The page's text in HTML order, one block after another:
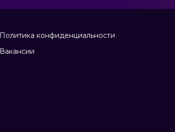
Политика конфиденциальности
Вакансии